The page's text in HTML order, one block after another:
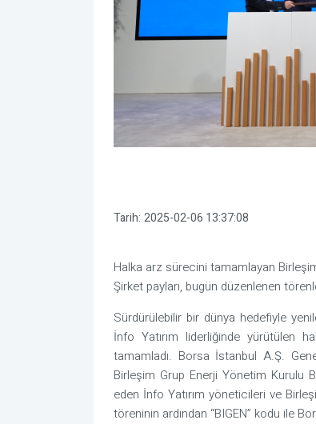
Tarih: 2025-02-06 13:37:08
Halka arz sürecini tamamlayan
Şirket payları, bugün düzenlenen
Sürdürülebilir bir dünya hedefiyle
İnfo Yatırım liderliğinde yürütülen
tamamladı. Borsa İstanbul A.Ş.
Birleşim Grup Enerji Yönetim Kurulu
eden İnfo Yatırım yöneticileri ve
töreninin ardından “BIGEN” kodu ile